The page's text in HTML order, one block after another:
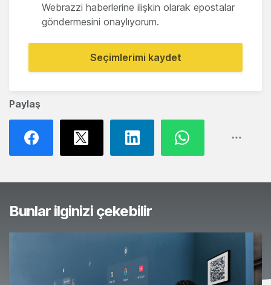
Paylaş
Webrazzi haberlerine ilişkin olarak epostalar
göndermesini onaylıyorum.
Seçimlerimi kaydet
Bunlar ilginizi çekebilir